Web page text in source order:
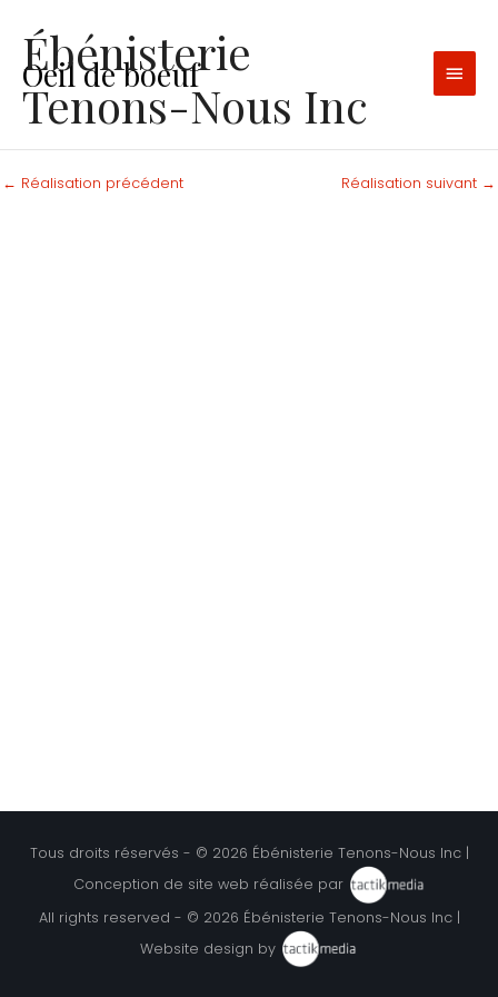
contenu
Ébénisterie
Tenons-Nous Inc
Oeil de boeuf
← Réalisation précédent Réalisation suivant →
Tous droits réservés - © 2026 Ébénisterie Tenons-Nous Inc|
Conception de site web réalisée par
All rights reserved - © 2026 Ébénisterie Tenons-Nous Inc|
Website design by